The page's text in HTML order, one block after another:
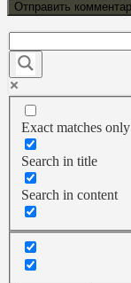
Exact matches only
Search in title
Search in content